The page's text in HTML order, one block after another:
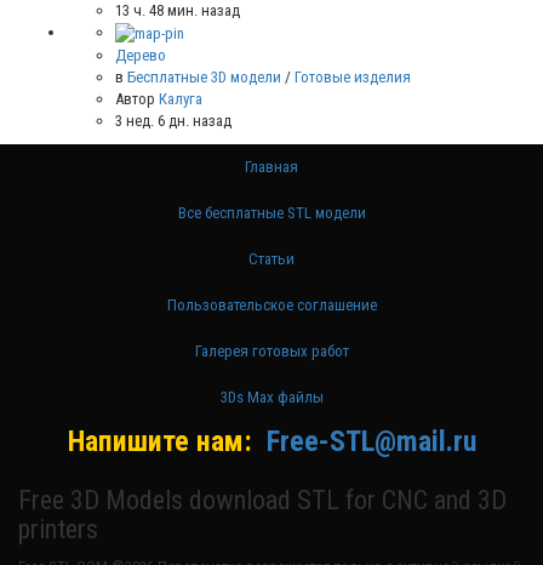
13 ч. 48 мин. назад
Дерево
в Бесплатные 3D модели / Готовые изделия
Автор Калуга
3 нед. 6 дн. назад
Главная
Все бесплатные STL модели
Статьи
Пользовательское соглашение
Галерея готовых работ
3Ds Max файлы
Напишите нам: Free-STL@mail.ru
Free 3D Models download STL for CNC and 3D
printers